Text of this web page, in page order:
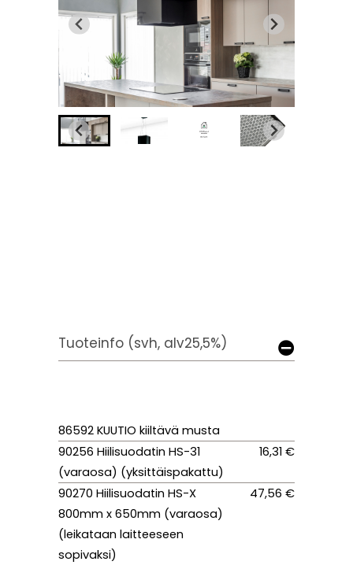
Tuoteinfo (svh, alv25,5%)
86592 KUUTIO kiiltävä musta
90256 Hiilisuodatin HS-31
(varaosa) (yksittäispakattu)
16,31 €
90270 Hiilisuodatin HS-X
800mm x 650mm (varaosa)
(leikataan laitteeseen
sopivaksi)
47,56 €